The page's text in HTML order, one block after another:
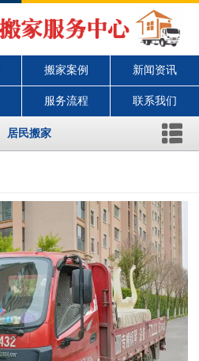
搬家案例 新闻资讯
服务流程 联系我们
居民搬家